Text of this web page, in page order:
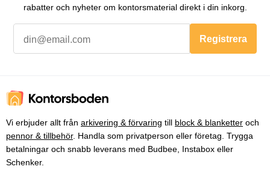
rabatter och nyheter om kontorsmaterial direkt i din inkorg.
Registrera
Vi erbjuder allt från arkivering & förvaring till block & blanketter och
pennor & tillbehör. Handla som privatperson eller företag. Trygga
betalningar och snabb leverans med Budbee, Instabox eller
Schenker.